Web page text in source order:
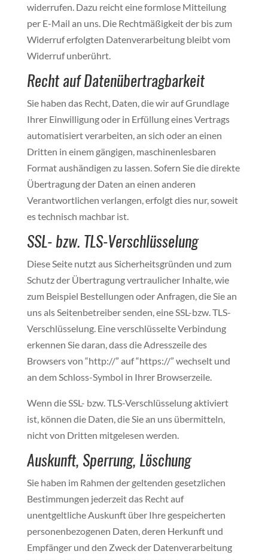
widerrufen. Dazu reicht eine formlose Mitteilung
per E-Mail an uns. Die Rechtmäßigkeit der bis zum
Widerruf erfolgten Datenverarbeitung bleibt vom
Widerruf unberührt.
Recht auf Datenübertragbarkeit
Sie haben das Recht, Daten, die wir auf Grundlage
Ihrer Einwilligung oder in Erfüllung eines Vertrags
automatisiert verarbeiten, an sich oder an einen
Dritten in einem gängigen, maschinenlesbaren
Format aushändigen zu lassen. Sofern Sie die direkte
Übertragung der Daten an einen anderen
Verantwortlichen verlangen, erfolgt dies nur, soweit
es technisch machbar ist.
SSL- bzw. TLS-Verschlüsselung
Diese Seite nutzt aus Sicherheitsgründen und zum
Schutz der Übertragung vertraulicher Inhalte, wie
zum Beispiel Bestellungen oder Anfragen, die Sie an
uns als Seitenbetreiber senden, eine SSL-bzw. TLS-
Verschlüsselung. Eine verschlüsselte Verbindung
erkennen Sie daran, dass die Adresszeile des
Browsers von “http://” auf “https://” wechselt und
an dem Schloss-Symbol in Ihrer Browserzeile.
Wenn die SSL- bzw. TLS-Verschlüsselung aktiviert
ist, können die Daten, die Sie an uns übermitteln,
nicht von Dritten mitgelesen werden.
Auskunft, Sperrung, Löschung
Sie haben im Rahmen der geltenden gesetzlichen
Bestimmungen jederzeit das Recht auf
unentgeltliche Auskunft über Ihre gespeicherten
personenbezogenen Daten, deren Herkunft und
Empfänger und den Zweck der Datenverarbeitung